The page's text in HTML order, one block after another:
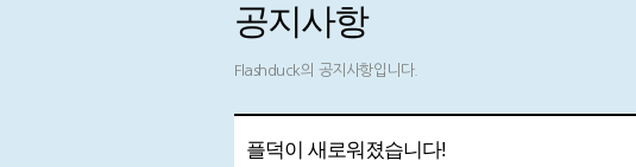
공지사항
Flashduck의 공지사항입니다.
플덕이 새로워졌습니다!